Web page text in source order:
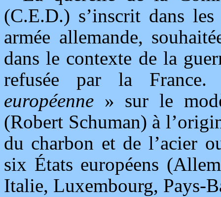
(C.E.D.) s’inscrit dans
armée allemande,
dans le contexte de la
refusée par la
européenne » sur le
(Robert Schuman) à
du charbon et de l’acier
six États européens
Italie, Luxembourg, Pays-